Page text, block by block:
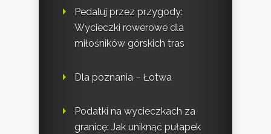
Pedaluj przez przygody:
Wycieczki rowerowe dla
miłośników górskich tras
Dla poznania – Łotwa
Podatki na wycieczkach za
granicę: Jak uniknąć pułapek